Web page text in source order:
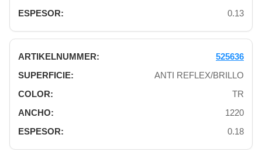
0.13
525636
ANTI REFLEX/BRILLO
TR
1220
0.18